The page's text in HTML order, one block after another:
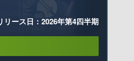
リース日：2026年第4四半期